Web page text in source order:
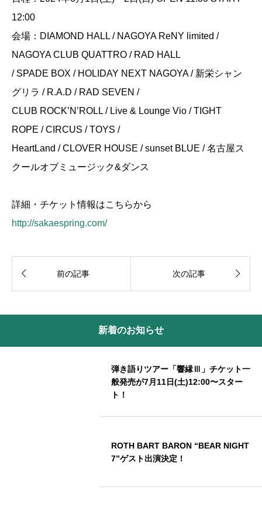
12:00
会場：DIAMOND HALL / NAGOYA ReNY limited /
NAGOYA CLUB QUATTRO / RAD HALL
/ SPADE BOX / HOLIDAY NEXT NAGOYA / 新栄シャン
グリラ / R.A.D / RAD SEVEN /
CLUB ROCK’N’ROLL / Live & Lounge Vio / TIGHT
ROPE / CIRCUS / TOYS /
HeartLand / CLOVER HOUSE / sunset BLUE / 名古屋ス
クールオブミュージック&ダンス
詳細・チケット情報はこちらから
http://sakaespring.com/
 前の記事 次の記事 
新着のお知らせ
弾き語りツアー「響縁Ⅲ」チケット一
般発売が7月11日(土)12:00〜スター
ト！
ROTH BART BARON “BEAR NIGHT
7”ゲスト出演決定！